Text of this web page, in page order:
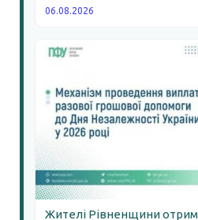
06.08.2026
Жителі Рівненщини